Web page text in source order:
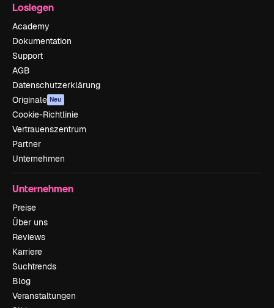
Loslegen
Academy
Dokumentation
Support
AGB
Datenschutzerklärung
Originale Neu
Cookie-Richtlinie
Vertrauenszentrum
Partner
Unternehmen
Unternehmen
Preise
Über uns
Reviews
Karriere
Suchtrends
Blog
Veranstaltungen